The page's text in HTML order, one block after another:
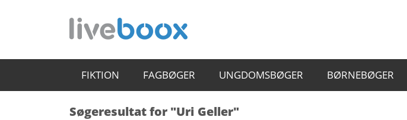
FIKTION FAGBØGER UNGDOMSBØGER BØRNEBØGER
Søgeresultat for "Uri Geller"